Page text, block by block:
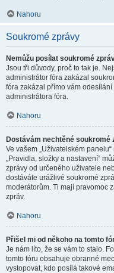
Nahoru
Soukromé zprávy
Nemůžu posílat soukromé
Jsou tři důvody, proč to tak je.
administrátor fóra zakázal
fóra zakázal přímo vám
administrátora fóra.
Nahoru
Dostávám nechtěné soukromé
Ve vašem „Uživatelském
„Pravidla, složky a nastavení“
zprávy od určeného uživatele
dostáváte urážlivé soukromé
moderátorům. Ti mají pravomoc
zpráv.
Nahoru
Přišel mi od někoho na tomto
Je nám líto, že se vám to stalo.
tomto fóru obsahuje obranné
vystopovat, kdo posílá takové